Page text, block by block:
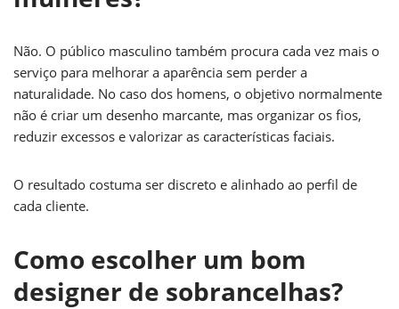
Não. O público masculino também procura cada vez mais o
serviço para melhorar a aparência sem perder a
naturalidade. No caso dos homens, o objetivo normalmente
não é criar um desenho marcante, mas organizar os fios,
reduzir excessos e valorizar as características faciais.
O resultado costuma ser discreto e alinhado ao perfil de
cada cliente.
Como escolher um bom
designer de sobrancelhas?